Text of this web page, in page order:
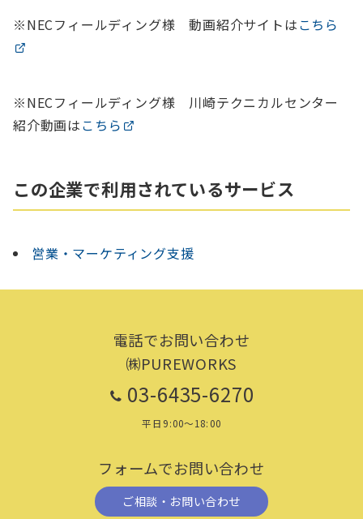
※NECフィールディング様 動画紹介サイトはこちら
※NECフィールディング様 川崎テクニカルセンター
紹介動画はこちら
この企業で利用されているサービス
営業・マーケティング支援
電話でお問い合わせ
㈱PUREWORKS
03-6435-6270
平日9:00～18:00
フォームでお問い合わせ
ご相談・お問い合わせ